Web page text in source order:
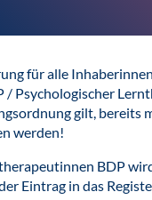
für alle
/ Psychologischer
gilt, bereits
werden!
BDP
Eintrag in das